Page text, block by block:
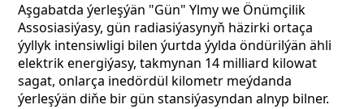
Aşgabatda ýerleşýän "Gün" Ylmy we Önümçilik
Assosiasiýasy, gün radiasiýasynyň häzirki ortaça
ýyllyk intensiwligi bilen ýurtda ýylda öndürilýän ähli
elektrik energiýasy, takmynan 14 milliard kilowat
sagat, onlarça inedördül kilometr meýdanda
ýerleşýän diňe bir gün stansiýasyndan alnyp bilner.